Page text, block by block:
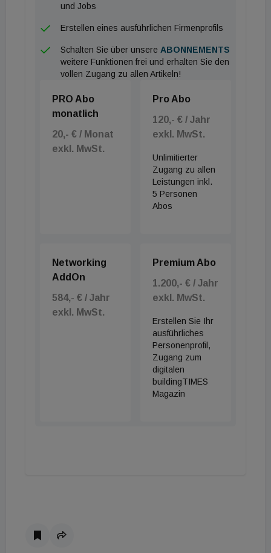
und Jobs
Erstellen eines ausführlichen Firmenprofils
Schalten Sie über unsere ABONNEMENTS
weitere Funktionen frei und erhalten Sie den
vollen Zugang zu allen Artikeln!
PRO Abo
monatlich
20,- € / Monat
exkl. MwSt.
Pro Abo
120,- € / Jahr
exkl. MwSt.
Unlimitierter
Zugang zu allen
Leistungen inkl.
5 Personen
Abos
Networking
AddOn
584,- € / Jahr
exkl. MwSt.
Premium Abo
1.200,- € / Jahr
exkl. MwSt.
Erstellen Sie Ihr
ausführliches
Personenprofil,
Zugang zum
digitalen
buildingTIMES
Magazin